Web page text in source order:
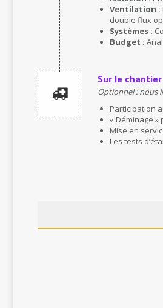
Ventilation :
double flux
Systèmes :
Budget :
Sur le chantier
Optionnel : nous
Participation
« Déminage
Mise en
Les tests